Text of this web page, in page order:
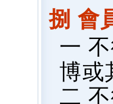
捌 會
一
博或
二